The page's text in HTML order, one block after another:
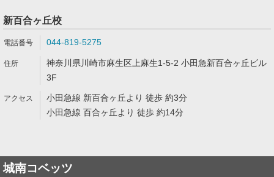
新百合ヶ丘校
044-819-5275
神奈川県川崎市麻生区上麻生1-5-2 小田急新百合ヶ丘ビル
3F
小田急線 新百合ヶ丘より 徒歩 約3分
小田急線 百合ヶ丘より 徒歩 約14分
城南コベッツ